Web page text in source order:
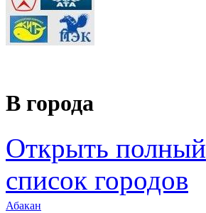
В города
Открыть полный
список городов
Абакан